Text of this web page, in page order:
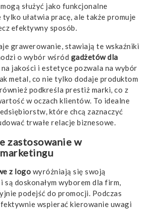
służyć jako funkcjonalne
ułatwia pracę, ale także promuje
efektywny sposób.
grawerowanie, stawiają te wskaźniki
o wybór wśród gadżetów dla
na jakości i estetyce pozwala na wybór
metal, co nie tylko dodaje produktom
podkreśla prestiż marki, co z
w oczach klientów. To idealne
które chcą zaznaczyć
trwałe relacje biznesowe.
zastosowanie w
z logo wyróżniają się swoją
są doskonałym wyborem dla firm,
podejść do promocji. Podczas
wspierać kierowanie uwagi